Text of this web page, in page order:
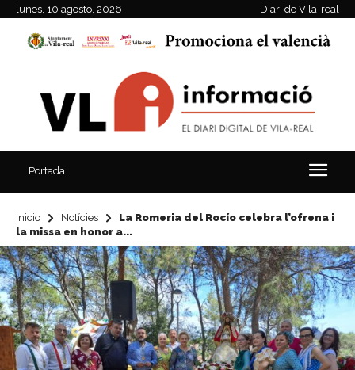
lunes, 10 agosto, 2026 Diari de Vila-real
Portada
Inicio Notícies
La Romeria del Rocío celebra l’ofrena i
la missa en honor a...